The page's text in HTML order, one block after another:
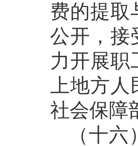
费的提取
公开，接
力开展职
上地方
社会保障
（十六